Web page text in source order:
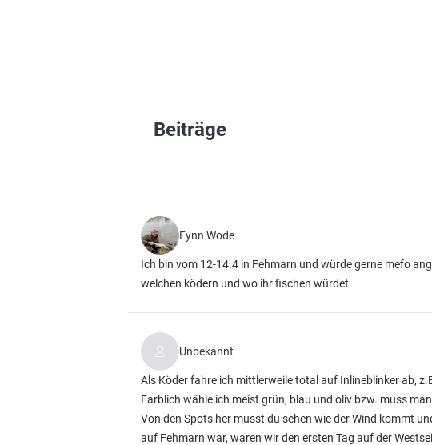
Beiträge
Fynn Wode
Ich bin vom 12-14.4 in Fehmarn und würde gerne mefo
welchen ködern und wo ihr fischen würdet
Unbekannt
Als Köder fahre ich mittlerweile total auf Inlineblinker ab,
Farblich wähle ich meist grün, blau und oliv bzw. muss
Von den Spots her musst du sehen wie der Wind kommt
auf Fehmarn war, waren wir den ersten Tag auf der